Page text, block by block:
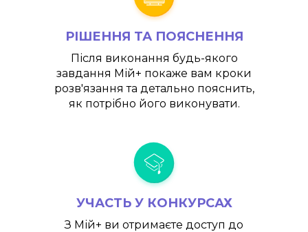
РІШЕННЯ ТА ПОЯСНЕННЯ
Після виконання будь-якого
завдання Мій+ покаже вам кроки
розв'язання та детально пояснить,
як потрібно його виконувати.
УЧАСТЬ У КОНКУРСАХ
З Мій+ ви отримаєте доступ до